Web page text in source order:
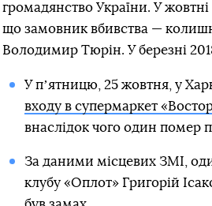
громадянство України. У
що замовник вбивства —
Володимир Тюрін. У березні
У пʼятницю, 25 жовтня, у
входу в супермаркет
внаслідок чого один помер
За даними місцевих ЗМІ,
клубу «Оплот» Григорій